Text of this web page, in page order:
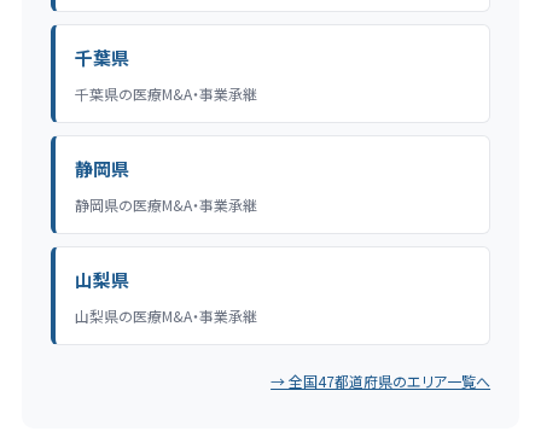
千葉県
千葉県の医療M&A・事業承継
静岡県
静岡県の医療M&A・事業承継
山梨県
山梨県の医療M&A・事業承継
→ 全国47都道府県のエリア一覧へ